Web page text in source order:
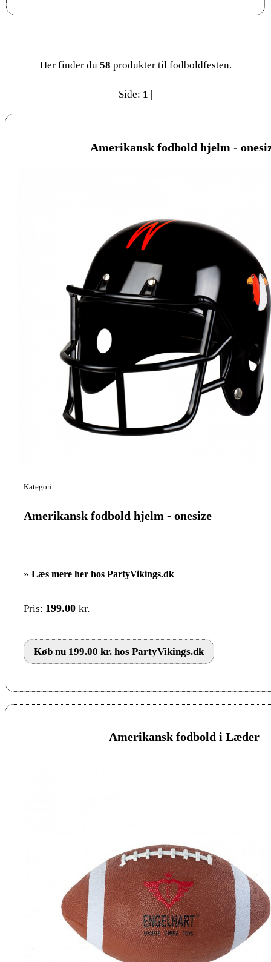
Her finder du 58 produkter til fodboldfesten.
Side: 1
Amerikansk fodbold hjelm -
Kategori:
Amerikansk fodbold hjelm - onesize
» Læs mere her hos PartyVikings.dk
Pris: 199.00 kr.
Køb nu 199.00 kr. hos PartyVikings.dk
Amerikansk fodbold i Læder